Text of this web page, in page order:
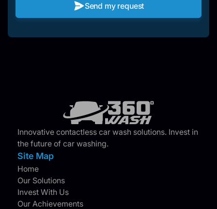
Send my request
Innovative contactless car wash solutions. Invest in
the future of car washing.
Site Map
Home
Our Solutions
Invest With Us
Our Achievements